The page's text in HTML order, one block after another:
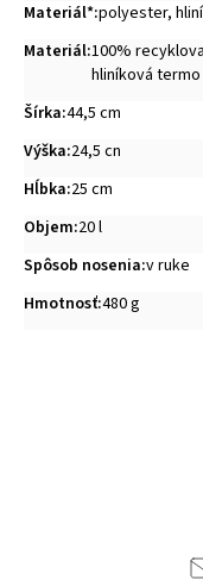
Materiál*:polyester,
Materiál:100%
hliníková
Šírka:44,5 cm
Výška:24,5 cn
Hĺbka:25 cm
Objem:20 l
Spôsob nosenia:v ruke
Hmotnosť:480 g